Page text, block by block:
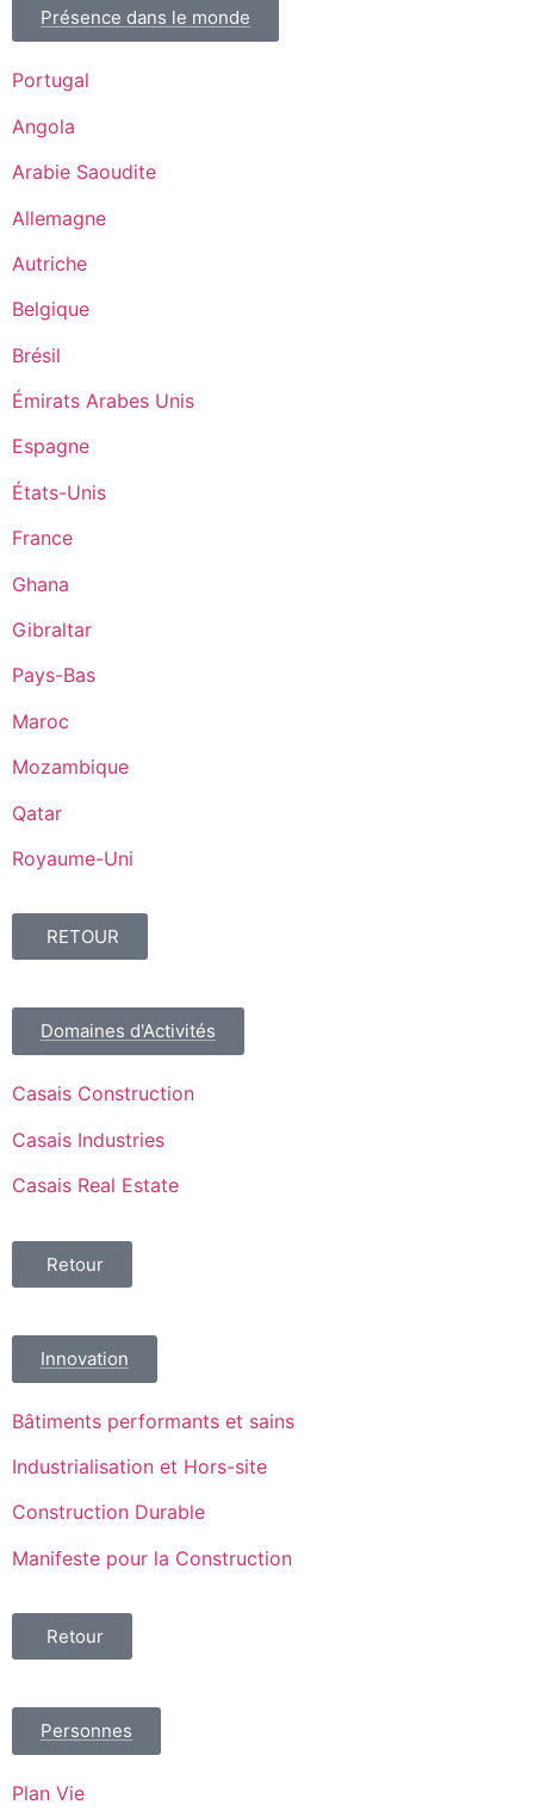
Présence dans le monde
Portugal
Angola
Arabie Saoudite
Allemagne
Autriche
Belgique
Brésil
Émirats Arabes Unis
Espagne
États-Unis
France
Ghana
Gibraltar
Pays-Bas
Maroc
Mozambique
Qatar
Royaume-Uni
RETOUR
Domaines d'Activités
Casais Construction
Casais Industries
Casais Real Estate
Retour
Innovation
Bâtiments performants et sains
Industrialisation et Hors-site
Construction Durable
Manifeste pour la Construction
Retour
Personnes
Plan Vie